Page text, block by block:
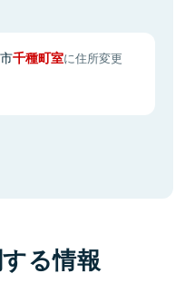
千種町室に住所変更
る情報